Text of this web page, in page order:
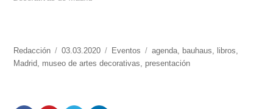
https://www.experimenta.es/author/redaccion/
Redacción
Publicado
el
03.03.2020 Categorías
Eventos Etiquetas
agenda bauhaus libros
Madrid
museo de artes decorativas presentación